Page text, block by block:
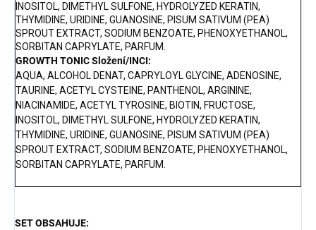
INOSITOL, DIMETHYL SULFONE, HYDROLYZED KERATIN,
THYMIDINE, URIDINE, GUANOSINE, PISUM SATIVUM (PEA)
SPROUT EXTRACT, SODIUM BENZOATE, PHENOXYETHANOL,
SORBITAN CAPRYLATE, PARFUM.
GROWTH TONIC Složení/INCI:
AQUA, ALCOHOL DENAT, CAPRYLOYL GLYCINE, ADENOSINE,
TAURINE, ACETYL CYSTEINE, PANTHENOL, ARGININE,
NIACINAMIDE, ACETYL TYROSINE, BIOTIN, FRUCTOSE,
INOSITOL, DIMETHYL SULFONE, HYDROLYZED KERATIN,
THYMIDINE, URIDINE, GUANOSINE, PISUM SATIVUM (PEA)
SPROUT EXTRACT, SODIUM BENZOATE, PHENOXYETHANOL,
SORBITAN CAPRYLATE, PARFUM.
SET OBSAHUJE: